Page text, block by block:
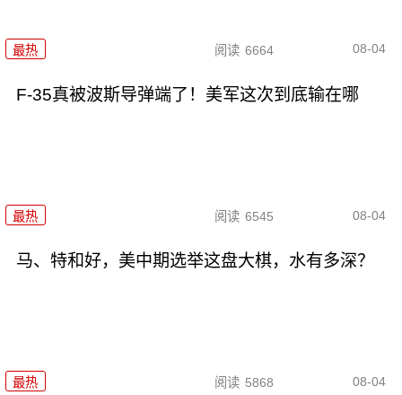
最热 阅读 6664 08-04
F-35真被波斯导弹端了！美军这次到底输在哪
最热 阅读 6545 08-04
马、特和好，美中期选举这盘大棋，水有多深？
最热 阅读 5868 08-04